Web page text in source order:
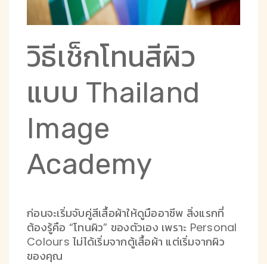
วิธีเช็กโทนสีผิว
แบบ Thailand
Image
Academy
ก่อนจะเริ่มจับคู่สีเสื้อผ้าให้ดูมืออาชีพ สิ่งแรกที่
ต้องรู้คือ “โทนผิว” ของตัวเอง เพราะ Personal
Colours ไม่ได้เริ่มจากตู้เสื้อผ้า แต่เริ่มจากผิว
ของคุณ